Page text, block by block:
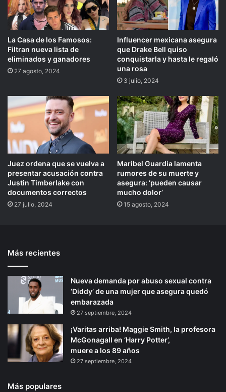
La Casa de los Famosos:
Filtran nueva lista de
eliminados y ganadores
27 agosto, 2024
Influencer mexicana asegura
que Drake Bell quiso
conquistarla y hasta le regaló
una rosa
3 julio, 2024
Juez ordena que se vuelva a
presentar acusación contra
Justin Timberlake con
documentos correctos
27 julio, 2024
Maribel Guardia lamenta
rumores de su muerte y
asegura: ‘pueden causar
mucho dolor’
15 agosto, 2024
Más recientes
Nueva demanda por abuso sexual contra
‘Diddy’ de una mujer que asegura quedó
embarazada
27 septiembre, 2024
¡Varitas arriba! Maggie Smith, la profesora
McGonagall en ‘Harry Potter’,
muere a los 89 años
27 septiembre, 2024
Más populares